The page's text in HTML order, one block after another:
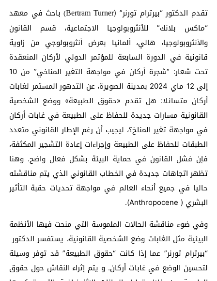
تقدم الدكتور “بيرترام تورنر” (Bertram Turner
) باحث في معهد
“ماكس بلانك” للأنثروبولوجيا الاجتماعية، قسم القانون
والأنثروبولوجيا، هالي، ألمانيا بعرض أنثروبولوجي من زاوية
قانونية في الدورة السابعة للمؤتمر الدولي لأركان المنعقدة
تحت شعار: “شجرة أركان في مواجهة التغير المناخي” من 10
إلى 12 ماي 2024 بمدينة الصويرة، عن التدهور المستمر لغابات
أركان متسائلا: هل تقدم «حقوق الطبيعة» ووضع الشخصية
القانونية مسارات جديدة للحفاظ على الطبيعة في غابات أركان
في مواجهة تغير المناخ؟، ليجيب أن رغم الإطار القانوني متعدد
الطبقات للحفاظ على الطبيعة وإجراءات إعادة التشجير المكثفة،
فإن فشل القانون في حماية البيئة بشكل فعال واضح. وهنا
تظهر اتجاهات جديدة في الخطاب القانوني الذي يتم مناقشته
حاليا في جميع أنحاء العالم في مواجهة تحديات حقبة التأثير
البشري ( Anthropocene).
وفي ضوء مناقشة الحالات الملموسة التي منحت فيها الأنظمة
البيئية مثل الغابات وضع الشخصية القانونية، يستفسر الدكتور
“بيرترام تورنر” عما إذا كانت “حقوق الطبيعة” قد توفر وسيلة
لتحسين الوضع في غابات أركان. و يتم إثراء النقاش حول حقوق